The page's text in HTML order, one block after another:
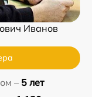
Иванов
– 5 лет